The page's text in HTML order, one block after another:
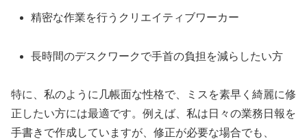
精密な作業を行うクリエイティブワーカー
長時間のデスクワークで手首の負担を減らしたい方
特に、私のように几帳面な性格で、ミスを素早く綺麗に修
正したい方には最適です。例えば、私は日々の業務日報を
手書きで作成していますが、修正が必要な場合でも、